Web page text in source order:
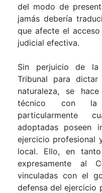
del modo de
jamás debería
que afecte el
judicial efectiva.
Sin perjuicio de la
Tribunal para dictar
naturaleza, se
técnico con la
particularmente
adoptadas poseen
ejercicio profesional
local. Ello, en
expresamente al
vinculadas con el
defensa del ejercicio